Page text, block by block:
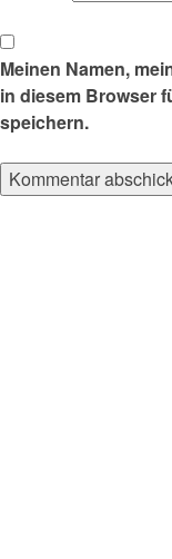
Meinen Namen,
in diesem Browser
speichern.